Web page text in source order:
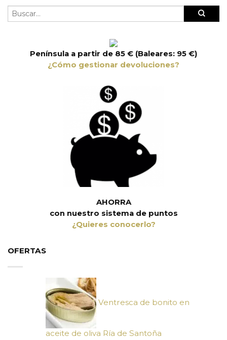
Península a partir de 85 € (Baleares: 95 €)
¿Cómo gestionar devoluciones?
AHORRA
con nuestro sistema de puntos
¿Quieres conocerlo?
OFERTAS
Ventresca de bonito en
aceite de oliva Ría de Santoña